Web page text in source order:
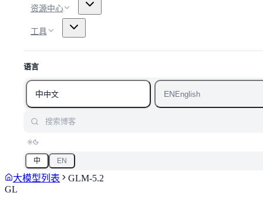
资源中心
工具
语言
中中文 ENEnglish
中 EN
大模型列表
GLM-5.2
GL